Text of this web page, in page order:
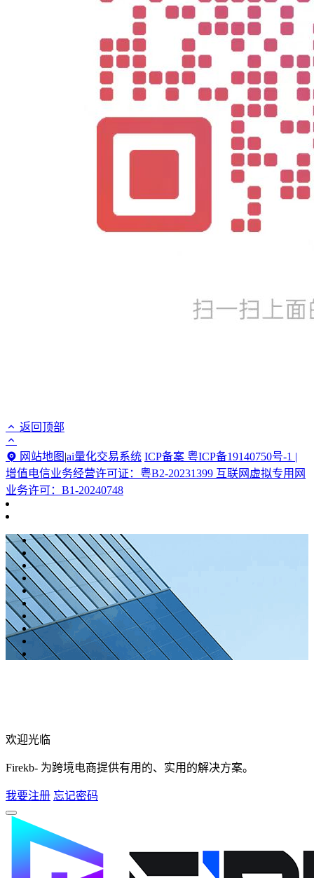
返回顶部
网站地图 |ai量化交易系统 ICP备案 粤ICP备19140750号-1 |
增值电信业务经营许可证：粤B2-20231399 互联网虚拟专用网
业务许可：B1-20240748
欢迎光临
Firekb- 为跨境电商提供有用的、实用的解决方案。
我要注册 忘记密码